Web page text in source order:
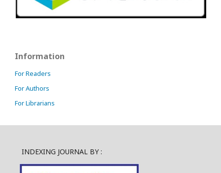
Information
For Readers
For Authors
For Librarians
INDEXING JOURNAL BY :